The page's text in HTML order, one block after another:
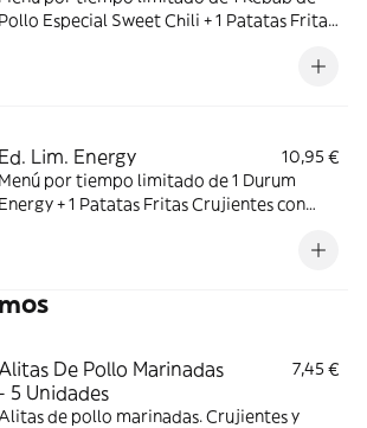
Pollo Especial Sweet Chili + 1 Patatas Fritas
Ed. Lim. Energy
10,95 €
Menú por tiempo limitado de 1 Durum
Energy + 1 Patatas Fritas Crujientes con
De Pollo Marinadas
- 5 Unidades
7,45 €
de pollo marinadas. Crujientes y